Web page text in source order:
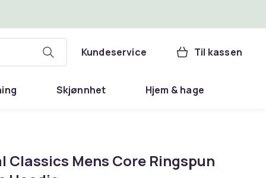
Kundeservice Til kassen
Skjønnhet Hjem & hage
Classics Mens Core Ringspun